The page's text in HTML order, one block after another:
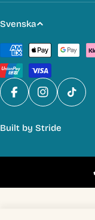
S
p
r
å
k
Svenska
Betalmetoder
FacebookInstagram
TikTok
Built by Stride